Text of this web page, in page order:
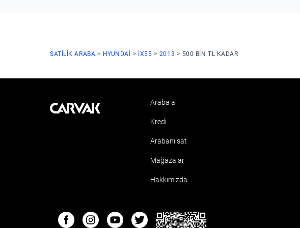
SATILIK ARABA HYUNDAI IX55 2013 500 BIN TL KADAR
Kavak Araba al
Kredi
Arabanı sat
Mağazalar
Hakkımızda
FacebookInstagramYoutubeTwitter
ETBIS